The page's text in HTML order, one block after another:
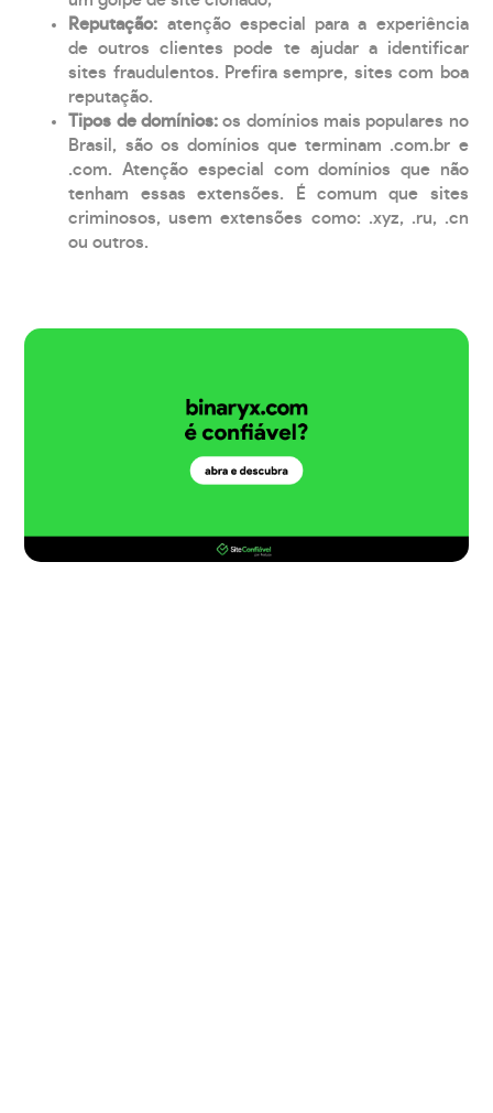
Reputação: atenção especial para a experiência
de outros clientes pode te ajudar a identificar
sites fraudulentos. Prefira sempre, sites com boa
reputação.
Tipos de domínios:os domínios mais populares no
Brasil, são os domínios que terminam .com.br e
.com. Atenção especial com domínios que não
tenham essas extensões. É comum que sites
criminosos, usem extensões como: .xyz, .ru, .cn
ou outros.